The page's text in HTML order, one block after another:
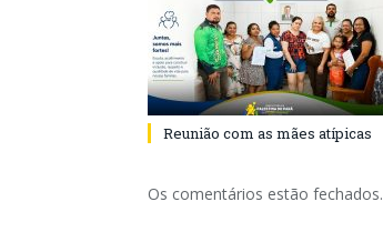
Reunião com as mães atípicas
Os comentários estão fechados.